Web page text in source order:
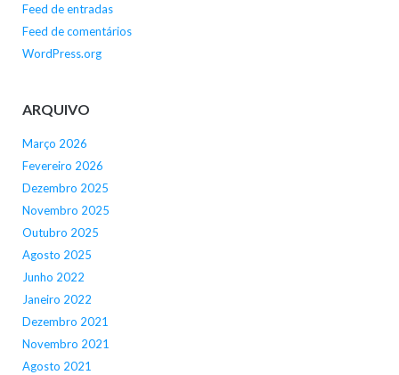
Feed de entradas
Feed de comentários
WordPress.org
ARQUIVO
Março 2026
Fevereiro 2026
Dezembro 2025
Novembro 2025
Outubro 2025
Agosto 2025
Junho 2022
Janeiro 2022
Dezembro 2021
Novembro 2021
Agosto 2021